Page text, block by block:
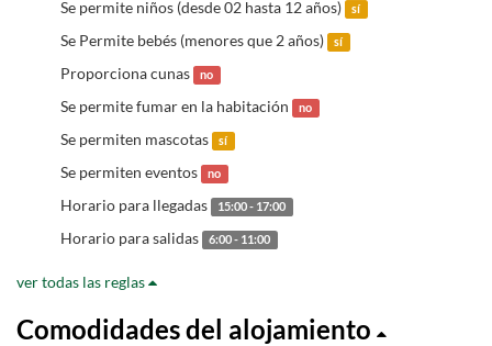
Se permite niños (desde 02 hasta 12 años) sí
Se Permite bebés (menores que 2 años) sí
Proporciona cunas no
Se permite fumar en la habitación no
Se permiten mascotas sí
Se permiten eventos no
Horario para llegadas 15:00 - 17:00
Horario para salidas 6:00 - 11:00
ver todas las reglas
Comodidades del alojamiento